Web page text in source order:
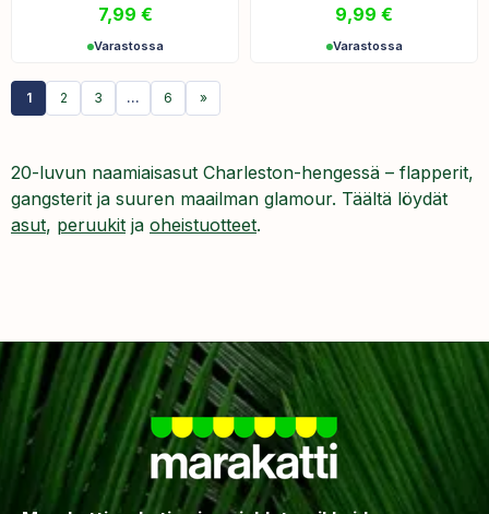
7,99 €
Varastossa
9,99 €
Varastossa
1 2 3 … 6 »
20-luvun naamiaisasut Charleston-hengessä – flapperit,
gangsterit ja suuren maailman glamour. Täältä löydät
asut, peruukit ja oheistuotteet.